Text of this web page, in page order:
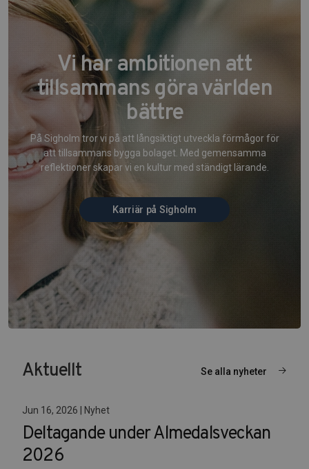
Vi har ambitionen att
tillsammans göra världen
bättre
På Sigholm tror vi på att långsiktigt utveckla förmågor för
att tillsammans bygga bolaget. Med gemensamma
reflektioner skapar vi en kultur med ständigt lärande.
Karriär på Sigholm
Aktuellt Se alla nyheter
Jun 16, 2026 | Nyhet
Deltagande under Almedalsveckan
2026